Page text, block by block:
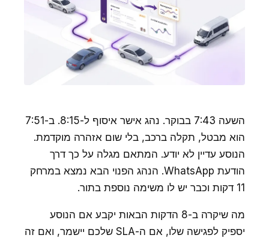
השעה 7:43 בבוקר. נהג אישר איסוף ל-8:15. ב-7:51
הוא מבטל, תקלה ברכב, בלי שום אזהרה מוקדמת.
הנוסע עדיין לא יודע. המתאם מגלה על כך דרך
הודעת WhatsApp. הנהג הפנוי הבא נמצא במרחק
11 דקות וכבר יש לו משימה נוספת בתור.
מה שיקרה ב-8 הדקות הבאות יקבע אם הנוסע
יספיק לפגישה שלו, אם ה-SLA שלכם יישמר, ואם זה